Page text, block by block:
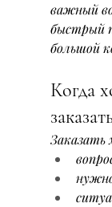
важный
быстрый
большой
Когда
Заказать